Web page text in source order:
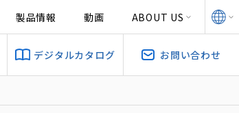
製品情報 動画 ABOUT US
デジタルカタログ お問い合わせ